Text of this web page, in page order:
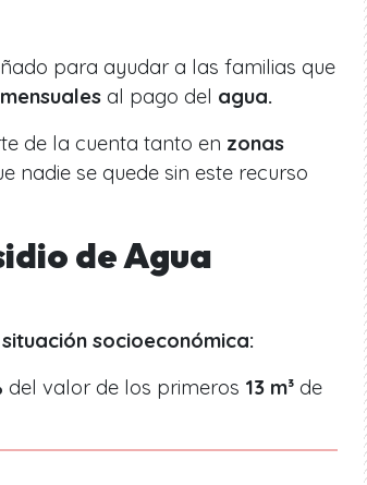
para ayudar a las familias que
al pago del agua.
de la cuenta tanto en zonas
nadie se quede sin este recurso
de Agua
situación socioeconómica:
del valor de los primeros 13 m³ de